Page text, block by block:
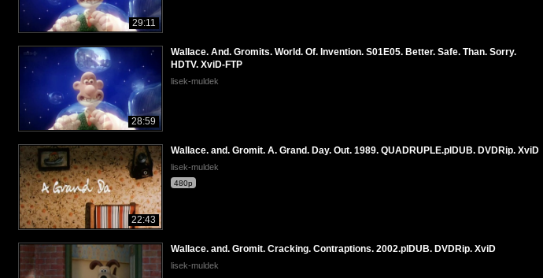
29:11
28:59
Wallace. And. Gromits. World. Of. Invention. S01E05. Better. Safe. Than. Sorry.
HDTV. XviD-FTP
lisek-muldek
22:43
Wallace. and. Gromit. A. Grand. Day. Out. 1989. QUADRUPLE.plDUB. DVDRip. XviD
lisek-muldek
480p
Wallace. and. Gromit. Cracking. Contraptions. 2002.plDUB. DVDRip. XviD
lisek-muldek